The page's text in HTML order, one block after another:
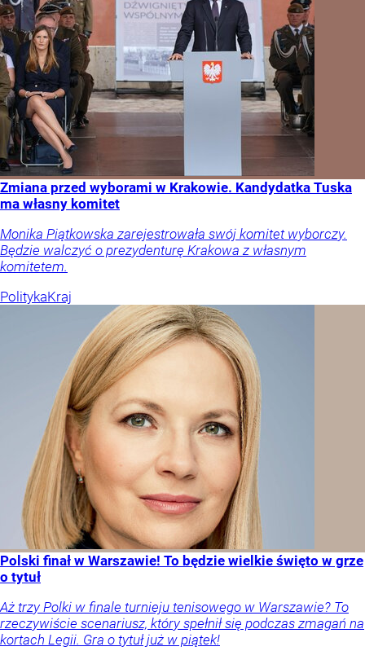
Zmiana przed wyborami w Krakowie. Kandydatka Tuska
ma własny komitet
Monika Piątkowska zarejestrowała swój komitet wyborczy.
Będzie walczyć o prezydenturę Krakowa z własnym
komitetem.
PolitykaKraj
Polski finał w Warszawie! To będzie wielkie święto w grze
o tytuł
Aż trzy Polki w finale turnieju tenisowego w Warszawie? To
rzeczywiście scenariusz, który spełnił się podczas zmagań na
kortach Legii. Gra o tytuł już w piątek!